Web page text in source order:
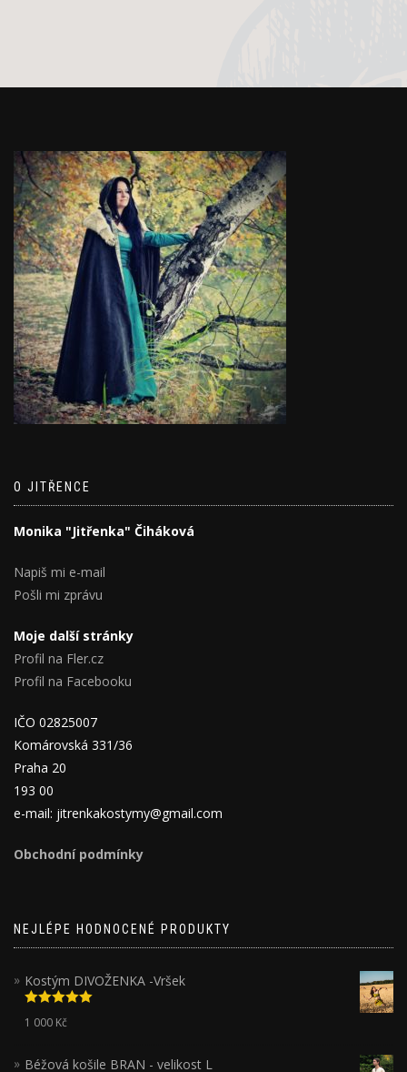
O JITŘENCE
Monika "Jitřenka" Čiháková
Napiš mi e-mail
Pošli mi zprávu
Moje další stránky
Profil na Fler.cz
Profil na Facebooku
IČO 02825007
Komárovská 331/36
Praha 20
193 00
e-mail: jitrenkakostymy@gmail.com
Obchodní podmínky
NEJLÉPE HODNOCENÉ PRODUKTY
Kostým DIVOŽENKA -Vršek
Hodnocení
5.00z 5
1 000 Kč
Béžová košile BRAN - velikost L